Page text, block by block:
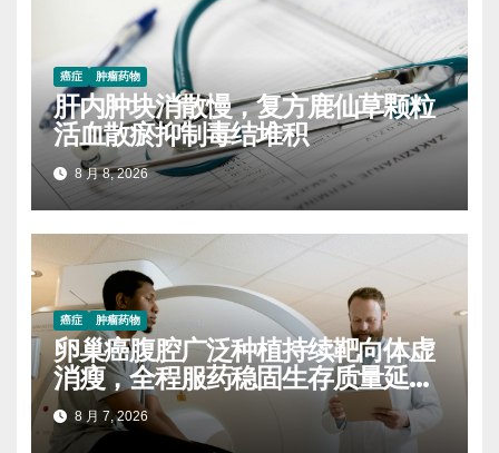
癌症 肿瘤药物
肝内肿块消散慢，复方鹿仙草颗粒
活血散瘀抑制毒结堆积
8 月 8, 2026
癌症 肿瘤药物
卵巢癌腹腔广泛种植持续靶向体虚
消瘦，全程服药稳固生存质量延缓
进展
8 月 7, 2026